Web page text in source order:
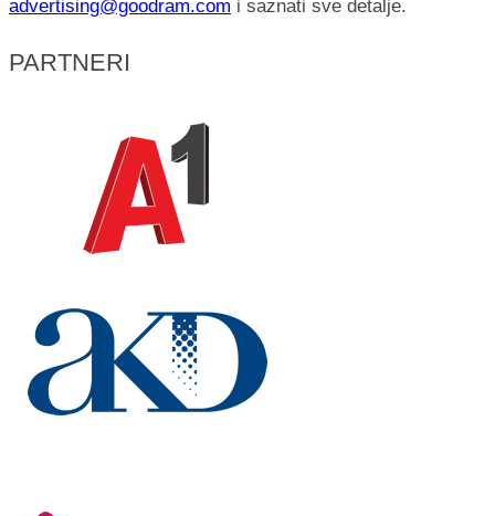
advertising@goodram.com i saznati sve detalje.
PARTNERI